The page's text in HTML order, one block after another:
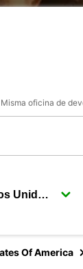
Misma oficina de
Of America